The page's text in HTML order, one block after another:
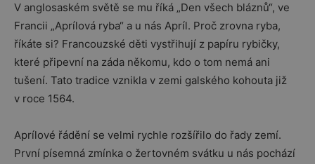
V anglosaském světě se mu říká „Den všech bláznů“, ve
Francii „Aprílová ryba“ a u nás Apríl. Proč zrovna ryba,
říkáte si? Francouzské děti vystřihují z papíru rybičky,
které připevní na záda někomu, kdo o tom nemá ani
tušení. Tato tradice vznikla v zemi galského kohouta již
v roce 1564.
Aprílové řádění se velmi rychle rozšířilo do řady zemí.
První písemná zmínka o žertovném svátku u nás pochází